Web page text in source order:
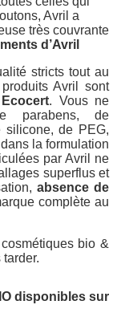
Avril a
très couvrante
d’Avril
stricts tout au
Avril sont
Ecocert. Vous ne
parabens, de
silicone, de PEG,
la formulation
par Avril ne
superflus et
absence de
complète au
bio &
disponibles sur